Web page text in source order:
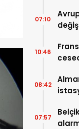
07:10
10:46
08:42
07:57